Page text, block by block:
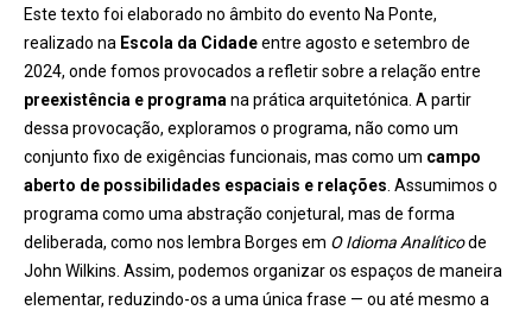
Este texto foi elaborado no âmbito do evento Na Ponte,
realizado na Escola da Cidadeentre agosto e setembro de
2024, onde fomos provocados a refletir sobre a relação entre
preexistência e programa na prática arquitetónica. A partir
dessa provocação, exploramos o programa, não como um
conjunto fixo de exigências funcionais, mas como um campo
aberto de possibilidades espaciais e relações . Assumimos o
programa como uma abstração conjetural, mas de forma
deliberada, como nos lembra Borges em O Idioma Analíticode
John Wilkins. Assim, podemos organizar os espaços de maneira
elementar, reduzindo-os a uma única frase — ou até mesmo a